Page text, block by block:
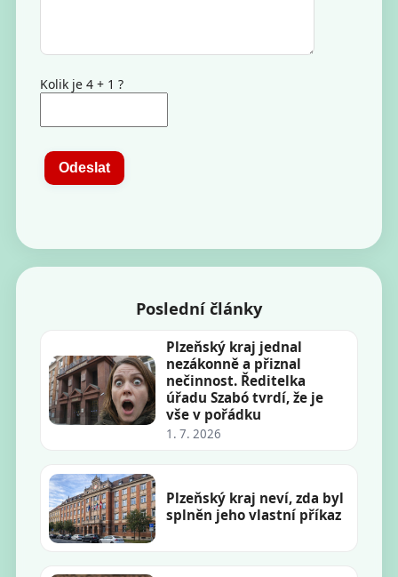
Kolik je 4 + 1 ?
Odeslat
Poslední články
Plzeňský kraj jednal
nezákonně a přiznal
nečinnost. Ředitelka
úřadu Szabó tvrdí, že je
vše v pořádku
1. 7. 2026
Plzeňský kraj neví, zda byl
splněn jeho vlastní příkaz